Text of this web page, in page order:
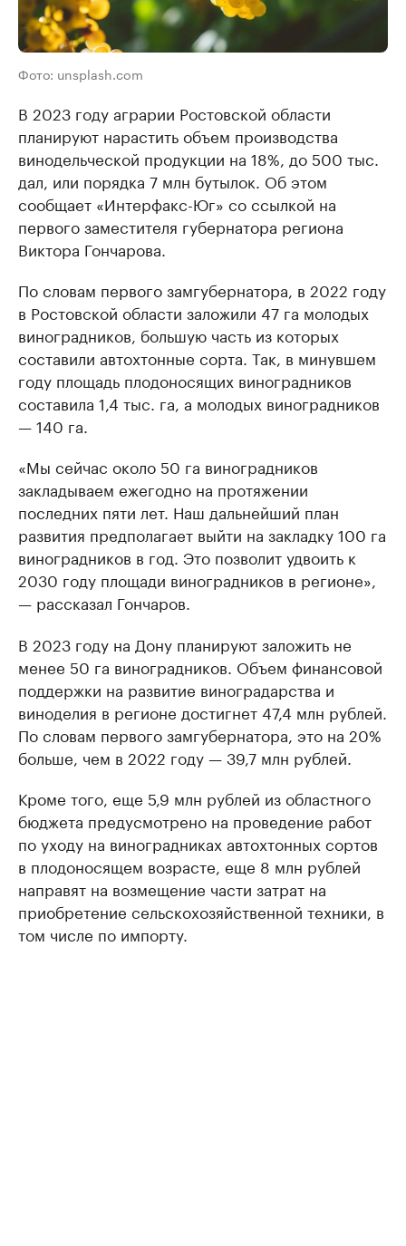
Фото: unsplash.com
В 2023 году аграрии Ростовской области
планируют нарастить объем производства
винодельческой продукции на 18%, до 500 тыс.
дал, или порядка 7 млн бутылок. Об этом
сообщает «Интерфакс-Юг» со ссылкой на
первого заместителя губернатора региона
Виктора Гончарова.
По словам первого замгубернатора, в 2022 году
в Ростовской области заложили 47 га молодых
виноградников, большую часть из которых
составили автохтонные сорта. Так, в минувшем
году площадь плодоносящих виноградников
составила 1,4 тыс. га, а молодых виноградников
— 140 га.
«Мы сейчас около 50 га виноградников
закладываем ежегодно на протяжении
последних пяти лет. Наш дальнейший план
развития предполагает выйти на закладку 100 га
виноградников в год. Это позволит удвоить к
2030 году площади виноградников в регионе»,
— рассказал Гончаров.
В 2023 году на Дону планируют заложить не
менее 50 га виноградников. Объем финансовой
поддержки на развитие виноградарства и
виноделия в регионе достигнет 47,4 млн рублей.
По словам первого замгубернатора, это на 20%
больше, чем в 2022 году — 39,7 млн рублей.
Кроме того, еще 5,9 млн рублей из областного
бюджета предусмотрено на проведение работ
по уходу на виноградниках автохтонных сортов
в плодоносящем возрасте, еще 8 млн рублей
направят на возмещение части затрат на
приобретение сельскохозяйственной техники, в
том числе по импорту.